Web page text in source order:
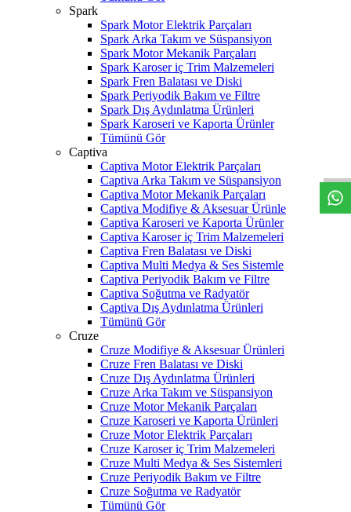
Spark
Spark Motor Elektrik Parçaları
Spark Arka Takım ve Süspansiyon
Spark Motor Mekanik Parçaları
Spark Karoser iç Trim Malzemeleri
Spark Fren Balatası ve Diski
Spark Periyodik Bakım ve Filtre
Spark Dış Aydınlatma Ürünleri
Spark Karoseri ve Kaporta Ürünler
Tümünü Gör
Captiva
Captiva Motor Elektrik Parçaları
Captiva Arka Takım ve Süspansiyon
Captiva Motor Mekanik Parçaları
Captiva Modifiye & Aksesuar Ürünle
Captiva Karoseri ve Kaporta Ürünler
Captiva Karoser iç Trim Malzemeleri
Captiva Fren Balatası ve Diski
Captiva Multi Medya & Ses Sistemle
Captiva Periyodik Bakım ve Filtre
Captiva Soğutma ve Radyatör
Captiva Dış Aydınlatma Ürünleri
Tümünü Gör
Cruze
Cruze Modifiye & Aksesuar Ürünleri
Cruze Fren Balatası ve Diski
Cruze Dış Aydınlatma Ürünleri
Cruze Arka Takım ve Süspansiyon
Cruze Motor Mekanik Parçaları
Cruze Karoseri ve Kaporta Ürünleri
Cruze Motor Elektrik Parçaları
Cruze Karoser iç Trim Malzemeleri
Cruze Multi Medya & Ses Sistemleri
Cruze Periyodik Bakım ve Filtre
Cruze Soğutma ve Radyatör
Tümünü Gör